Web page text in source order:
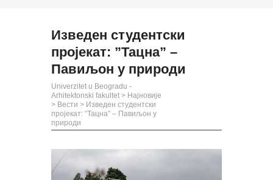
Изведен студентски
пројекат: ”Тацна” –
Павиљон у природи
Univerzitet u Beogradu -
Arhitektonski fakultet > Најновије
> Вести > Изведен студентски
пројекат: ”Тацна” – Павиљон у
природи